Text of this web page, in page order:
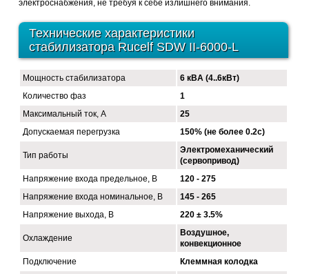
электроснабжения, не требуя к себе излишнего внимания.
Технические характеристики
стабилизатора Rucelf SDW II-6000-L
Мощность стабилизатора
6 кВA (4..6кВт)
Количество фаз
1
Максимальный ток, А
25
Допускаемая перегрузка
150% (не более 0.2с)
Тип работы
Электромеханический
(сервопривод)
Напряжение входа предельное, В
120 - 275
Напряжение входа номинальное, В
145 - 265
Напряжение выхода, В
220 ± 3.5%
Охлаждение
Воздушное,
конвекционное
Подключение
Клеммная колодка